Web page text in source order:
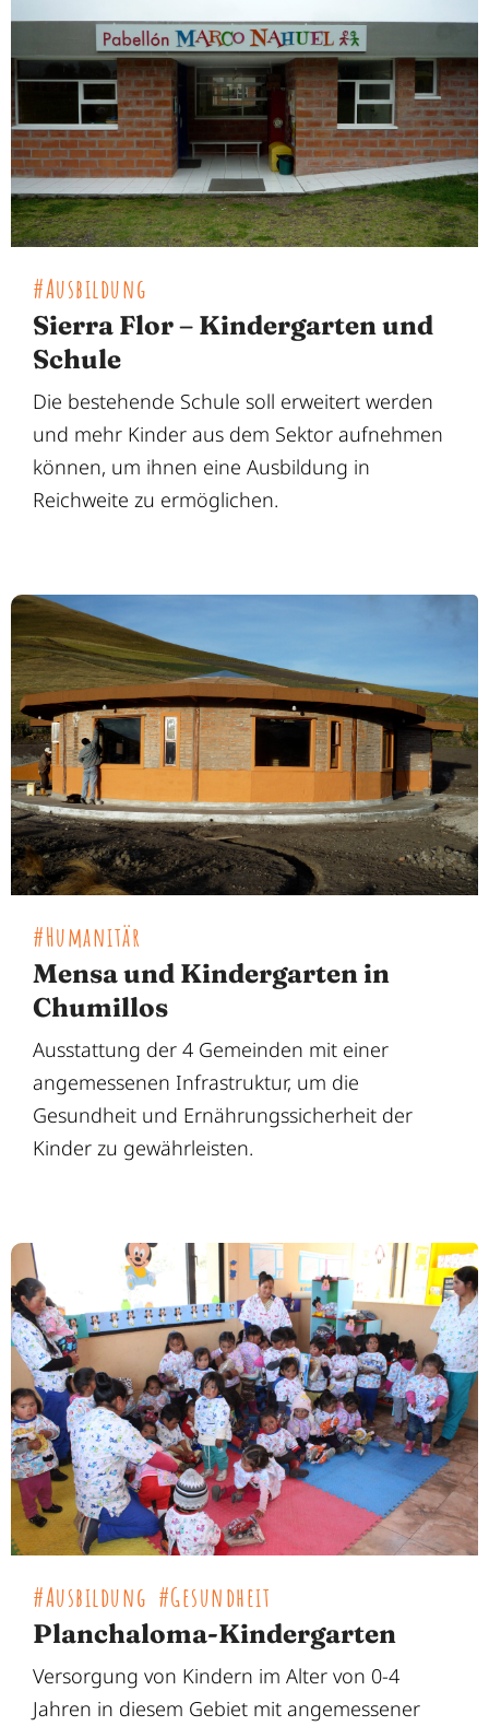
#Ausbildung
Sierra Flor – Kindergarten und
Schule
Die bestehende Schule soll erweitert werden
und mehr Kinder aus dem Sektor aufnehmen
können, um ihnen eine Ausbildung in
Reichweite zu ermöglichen.
#Humanitär
Mensa und Kindergarten in
Chumillos
Ausstattung der 4 Gemeinden mit einer
angemessenen Infrastruktur, um die
Gesundheit und Ernährungssicherheit der
Kinder zu gewährleisten.
#Ausbildung #Gesundheit
Planchaloma-Kindergarten
Versorgung von Kindern im Alter von 0-4
Jahren in diesem Gebiet mit angemessener